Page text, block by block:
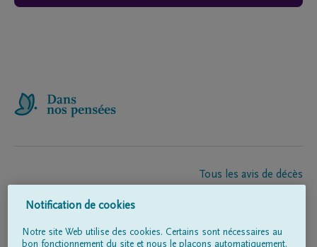
Tous les avis de décès
Entrepreneur de pompes funèbres
Notification de cookies
Notre site Web utilise des cookies. Certains sont nécessaires au
bon fonctionnement du site et nous le plaçons automatiquement.